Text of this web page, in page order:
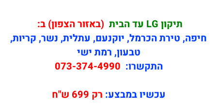
תיקון LG עד הבית
(באזור הצפון) ב:
חיפה, טירת הכרמל, יוקנעם, עתלית, נשר, קריות,
טבעון, רמת ישי
התקשרו: 073-374-4990
עכשיו במבצע: רק 699 ש"ח